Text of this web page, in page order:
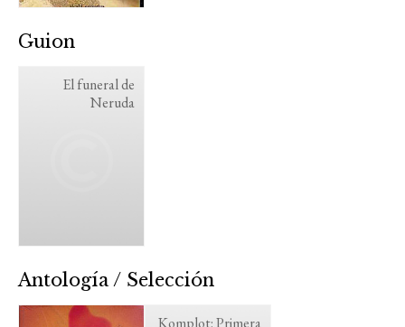
Guion
El funeral de
Neruda
Antología / Selección
Komplot: Primera